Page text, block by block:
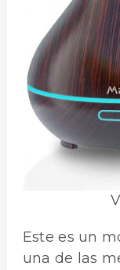
Este es un
una de las